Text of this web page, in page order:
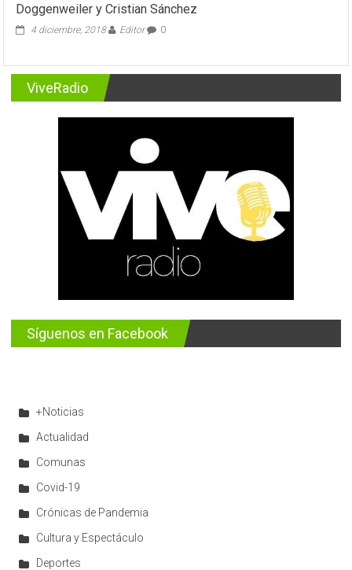
Doggenweiler y Cristian Sánchez
4 diciembre, 2018 Editor 0
ViveRadio
Síguenos en Facebook
+Noticias
Actualidad
Comunas
Covid-19
Crónicas de Pandemia
Cultura y Espectáculo
Deportes